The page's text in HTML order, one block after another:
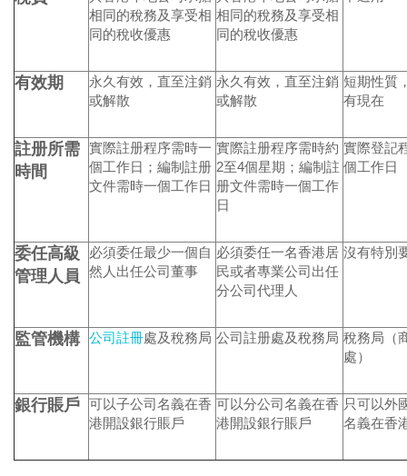
相同的稅務及享受相
同的稅收優惠
相同的稅務及享受相
同的稅收優惠
有效期
永久有效，直至注銷
或解散
永久有效，直至注銷
或解散
短期性質
有現在
註册所需
時間
實際註册程序需時一
個工作日；編制註册
文件需時一個工作日
實際註册程序需時約
2至4個星期；編制註
册文件需時一個工作
日
實際登記
個工作日
委任高級
管理人員
必須委任最少一個自
然人出任公司董事
必須委任一名香港居
民或者專業公司出任
分公司代理人
沒有特別
監管機構 公司註冊處及稅務局 公司註册處及稅務局 稅務局（
處）
銀行賬戶 可以子公司名義在香
港開設銀行賬戶
可以分公司名義在香
港開設銀行賬戶
只可以外
名義在香